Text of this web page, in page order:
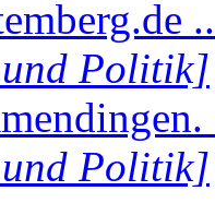
..
Politik]
Politik]